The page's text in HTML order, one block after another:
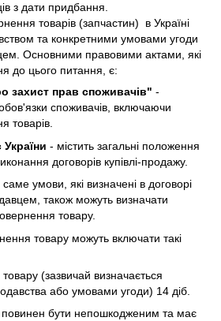
з дати придбання.
товарів (запчастин) в Україні
та конкретними умовами угоди
Основними правовими актами, які
до цього питання, є:
захист прав споживачів" -
споживачів, включаючи
товарів.
- містить загальні положення
договорів купівлі-продажу.
саме умови, які визначені в договорі
також можуть визначати
товару.
товару можуть включати такі
(зазвичай визначається
або умовами угоди) 14 діб.
повинен бути непошкодженим та має